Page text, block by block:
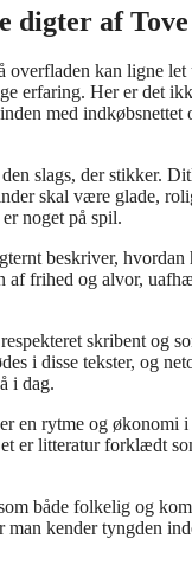
digter af
kan ligne
erfaring. Her er det
med
slags, der stikker.
skal være glade,
noget på spil.
beskriver,
frihed og alvor,
skribent og
i disse tekster, og
i dag.
en rytme og økonomi
litteratur forklædt
både folkelig og
kender tyngden